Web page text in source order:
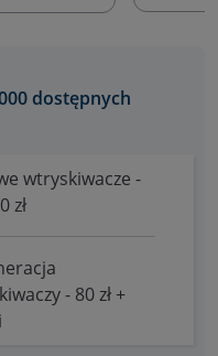
dostępnych
wtryskiwacze -
zł
- 80 zł +